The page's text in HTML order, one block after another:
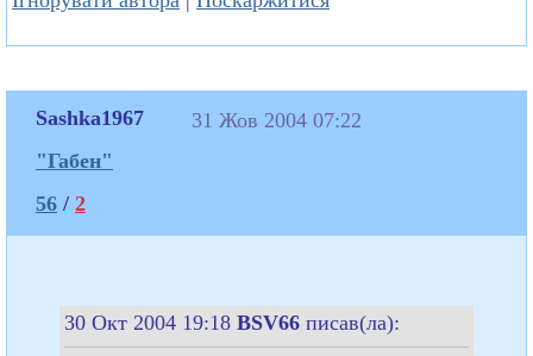
Sashka1967
"Габен"
56 / 2
31 Жов 2004 07:22
30 Окт 2004 19:18 BSV66 писав(ла):